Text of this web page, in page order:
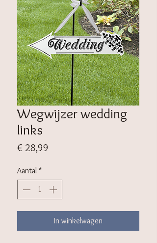
Wegwijzer wedding
links
€ 28,99
Aantal *
In winkelwagen